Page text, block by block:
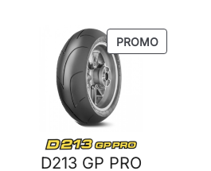
PROMOPRODUIT
D213 GP PRO